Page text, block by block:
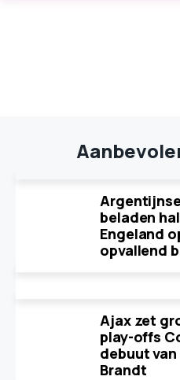
beladen
Engeland
opvallend
Ajax zet
play-offs
debuut
Brandt